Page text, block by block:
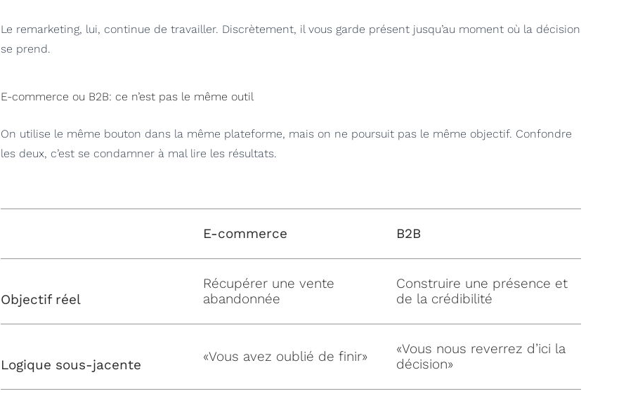
Le remarketing, lui, continue de travailler. Discrètement, il vous garde présent jusqu’au moment où la décision
se prend.
E-commerce ou B2B: ce n’est pas le même outil
On utilise le même bouton dans la même plateforme, mais on ne poursuit pas le même objectif. Confondre
les deux, c’est se condamner à mal lire les résultats.
E-commerce B2B
Objectif réel
Récupérer une vente
abandonnée
Construire une présence et
de la crédibilité
Logique sous-jacente
«Vous avez oublié de finir»
«Vous nous reverrez d’ici la
décision»